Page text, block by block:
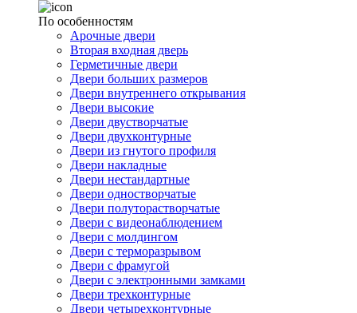
По особенностям
Арочные двери
Вторая входная дверь
Герметичные двери
Двери больших размеров
Двери внутреннего открывания
Двери высокие
Двери двустворчатые
Двери двухконтурные
Двери из гнутого профиля
Двери накладные
Двери нестандартные
Двери одностворчатые
Двери полуторастворчатые
Двери с видеонаблюдением
Двери с молдингом
Двери с терморазрывом
Двери с фрамугой
Двери с электронными замками
Двери трехконтурные
Двери четырехконтурные